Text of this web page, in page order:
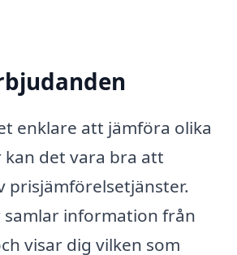
enklare att jämföra olika
det vara bra att
prisjämförelsetjänster.
samlar information från
visar dig vilken som